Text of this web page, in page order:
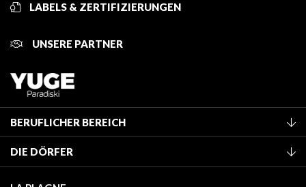
LABELS & ZERTIFIZIERUNGEN
UNSERE PARTNER
BERUFLICHER BEREICH
Mitglied des Fremdenverkehrsamtes werden
Klassifizierung von Möbeln
DIE DÖRFER